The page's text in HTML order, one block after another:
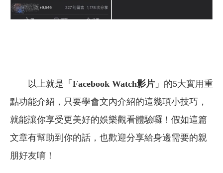
以上就是「 Facebook Watch影片 」的5大實用重
點功能介紹，只要學會文內介紹的這幾項小技巧，
就能讓你享受更美好的娛樂觀看體驗囉！假如這篇
文章有幫助到你的話，也歡迎分享給身邊需要的親
朋好友唷！